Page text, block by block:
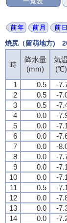
焼尻（留萌地方)
時
降水量
(mm)
気
(℃)
1
0.5 -
2
0.5 -
3
0.5 -
4
0.0 -
5
0.0 -
6
0.0 -
7
0.0 -
8
0.0 -
9
0.0 -
10
0.0 -
11
0.5 -
12
0.0 -
13
0.0 -
14
0.0 -